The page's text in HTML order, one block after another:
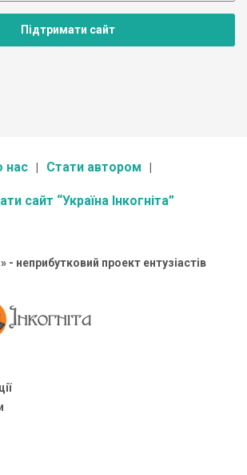
Підтримати сайт
нас Стати автором
сайт “Україна Інкогніта”
- неприбутковий проект ентузіастів